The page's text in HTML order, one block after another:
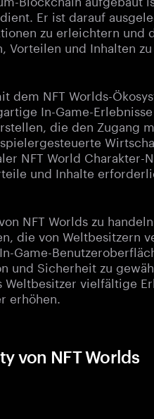
Er ist darauf
zu erleichtern und
Vorteilen und Inhalten zu
dem NFT Worlds-
In-Game-
die den Zugang
NFT World Charakter-
und Inhalte
NFT Worlds zu
die von Weltbesitzern
Game-
und Sicherheit zu
vielfältige
erhöhen.
von NFT Worlds